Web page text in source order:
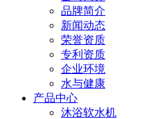
品牌简介
新闻动态
荣誉资质
专利资质
企业环境
水与健康
产品中心
沐浴软水机